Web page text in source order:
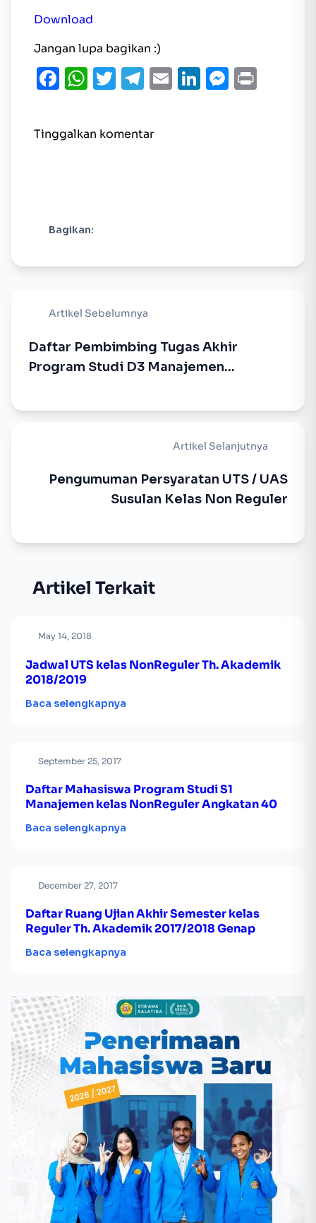
Download
Jangan lupa bagikan :)
Facebook
WhatsApp
Twitter
Telegram
EmailLinkedIn
Tinggalkan komentar
Bagikan:
Artikel Sebelumnya
Daftar Pembimbing Tugas Akhir
Program Studi D3 Manajemen
Artikel Selanjutnya
Pengumuman Persyaratan UTS / UAS
Susulan Kelas Non Reguler
Artikel Terkait
May 14, 2018
Jadwal UTS kelas NonReguler Th. Akademik
2018/2019
Baca selengkapnya
September 25, 2017
Daftar Mahasiswa Program Studi S1
Manajemen kelas NonReguler Angkatan 40
Baca selengkapnya
December 27, 2017
Daftar Ruang Ujian Akhir Semester kelas
Reguler Th. Akademik 2017/2018 Genap
Baca selengkapnya